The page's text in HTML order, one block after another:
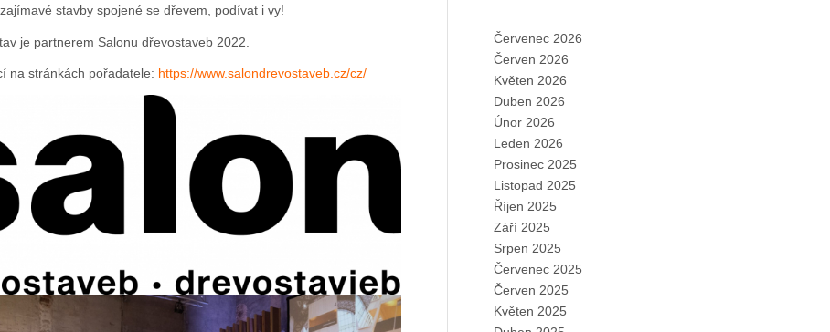
stavby spojené se dřevem, podívat i vy!
je partnerem Salonu dřevostaveb 2022.
na stránkách pořadatele: https://www.salondrevostaveb.cz/cz/
Červenec 2026
Červen 2026
Květen 2026
Duben 2026
Únor 2026
Leden 2026
Prosinec 2025
Listopad 2025
Říjen 2025
Září 2025
Srpen 2025
Červenec 2025
Červen 2025
Květen 2025